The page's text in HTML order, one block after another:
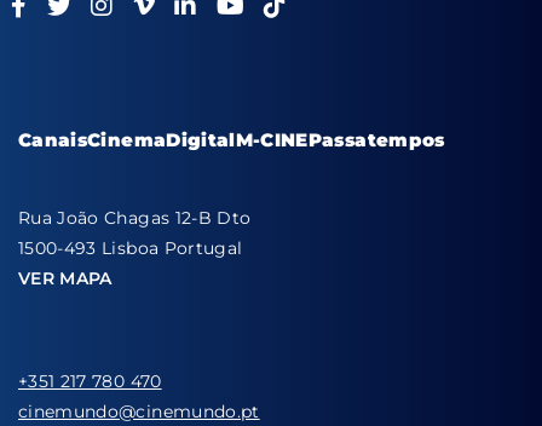
CanaisCinemaDigitalM-CINEPassatempos
Rua João Chagas 12-B Dto
1500-493 Lisboa Portugal
VER MAPA
+351 217 780 470
cinemundo@cinemundo.pt